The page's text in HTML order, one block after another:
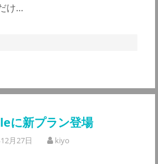
け…
に新プラン登場
月27日 kiyo